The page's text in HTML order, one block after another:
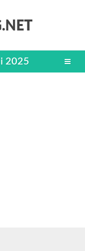
2025